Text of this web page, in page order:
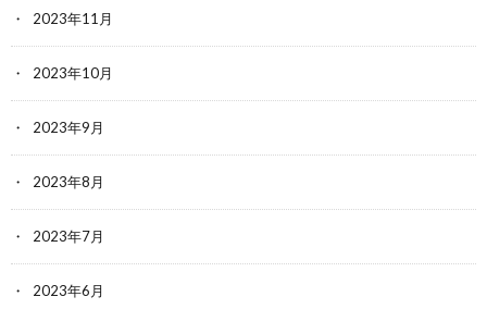
2023年11月
2023年10月
2023年9月
2023年8月
2023年7月
2023年6月